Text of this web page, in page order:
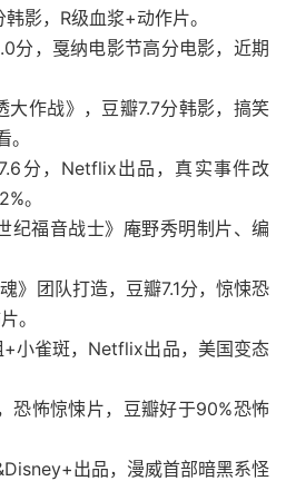
影，R级血浆+动作片。
分，戛纳电影节高分电影，近期
作战》，豆瓣7.7分韩影，搞笑
分，Netflix出品，真实事件改
。
纪福音战士》庵野秀明制片、编
》团队打造，豆瓣7.1分，惊悚恐
。
小雀斑，Netflix出品，美国变态
恐怖惊悚片，豆瓣好于90%恐怖
出品，漫威首部暗黑系怪